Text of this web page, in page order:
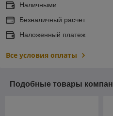
Наличными
Безналичный расчет
Наложенный платеж
Все условия оплаты
Подобные товары